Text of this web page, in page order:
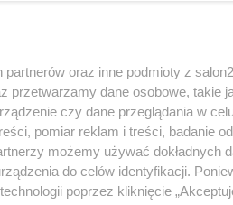
te tereny, w których
i pobożne. Mówią też
jest zaufanie w
swoje siły i umiejętności.
partnerów oraz inne podmioty z
przetwarzamy dane osobowe, takie
czy dane przeglądania w
pomiar reklam i treści, badanie
możemy używać dokładnych
do celów identyfikacji.
poprzez kliknięcie